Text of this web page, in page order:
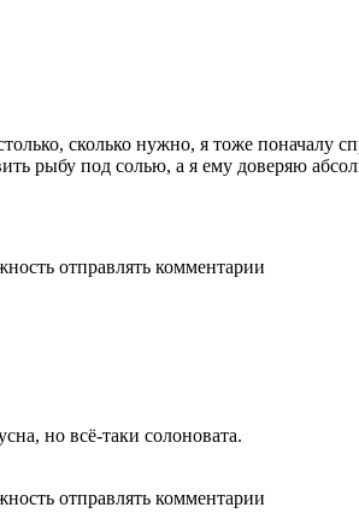
сколько нужно, я тоже поначалу
рыбу под солью, а я ему доверяю
отправлять комментарии
но всё-таки солоновата.
отправлять комментарии